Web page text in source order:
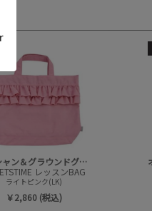
オーシャン＆グラウンドグッズ
レッスンBAG
ライトピンク(LK)
￥2,860 (税込)